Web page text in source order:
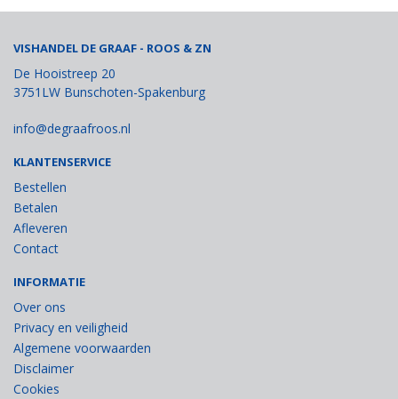
VISHANDEL DE GRAAF - ROOS & ZN
De Hooistreep 20
3751LW Bunschoten-Spakenburg
info@degraafroos.nl
KLANTENSERVICE
Bestellen
Betalen
Afleveren
Contact
INFORMATIE
Over ons
Privacy en veiligheid
Algemene voorwaarden
Disclaimer
Cookies